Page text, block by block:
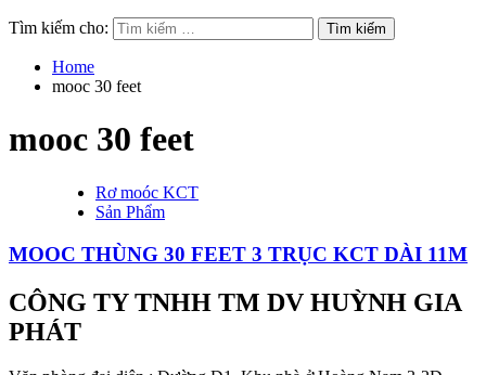
Tìm kiếm cho:
Home
mooc 30 feet
mooc 30 feet
Rơ moóc KCT
Sản Phẩm
MOOC THÙNG 30 FEET 3 TRỤC KCT DÀI 11M
CÔNG TY TNHH TM DV HUỲNH GIA
PHÁT